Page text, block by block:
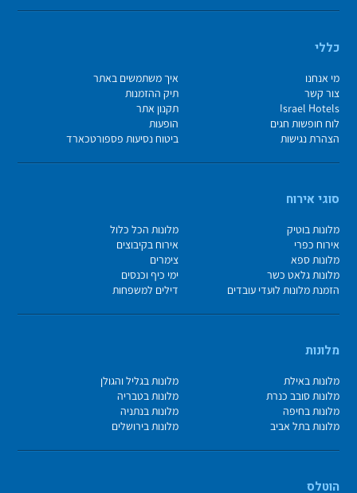
כללי
מי אנחנו
איך משתמשים באתר
צור קשר
תיק ההזמנות
Israel Hotels
תקנון אתר
לוח חופשות חגים
הופעות
הצהרת נגישות
ביטוח נסיעות פספורטכארד
סוגי אירוח
מלונות בוטיק
מלונות הכל כלול
אירוח כפרי
אירוח בקיבוצים
מלונות ספא
צימרים
מלונות גלאט כשר
ימי כיף וכנסים
הזמנת מלונות לועדי עובדים
דילים למשפחות
מלונות
מלונות באילת
מלונות בגליל והגולן
מלונות סובב כנרת
מלונות בטבריה
מלונות בחיפה
מלונות בנתניה
מלונות בתל אביב
מלונות בירושלים
הוטלס